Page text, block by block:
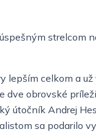
strelcom
celkom a
dve obrovské
útočník Andrej
sa podarilo